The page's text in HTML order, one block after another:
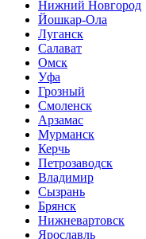
Нижний Новгород
Йошкар-Ола
Луганск
Салават
Омск
Уфа
Грозный
Смоленск
Арзамас
Мурманск
Керчь
Петрозаводск
Владимир
Сызрань
Брянск
Нижневартовск
Ярославль